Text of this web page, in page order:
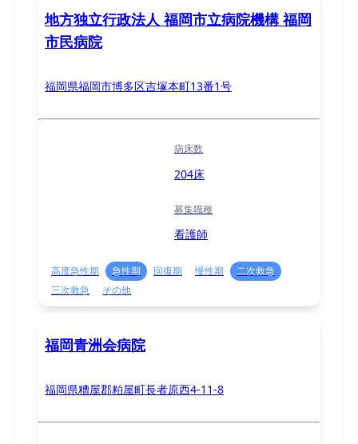
地方独立行政法人 福岡市立病院機構 福岡
市民病院
福岡県福岡市博多区吉塚本町13番1号
病床数
204床
募集職種
看護師
高度急性期 急性期 回復期 慢性期
二次救急
三次救急
その他
福岡青洲会病院
福岡県糟屋郡粕屋町長者原西4-11-8